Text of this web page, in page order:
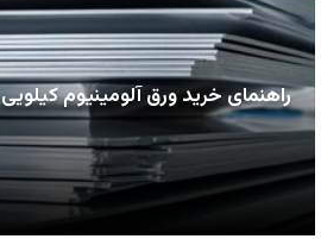
راهنمای خرید ورق آلومینیوم کیلویی